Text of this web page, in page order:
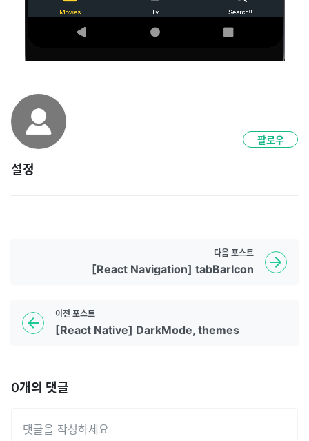
설정
팔로우
이전 포스트
[React Native] DarkMode, themes
다음 포스트
[React Navigation] tabBarIcon
0개의 댓글